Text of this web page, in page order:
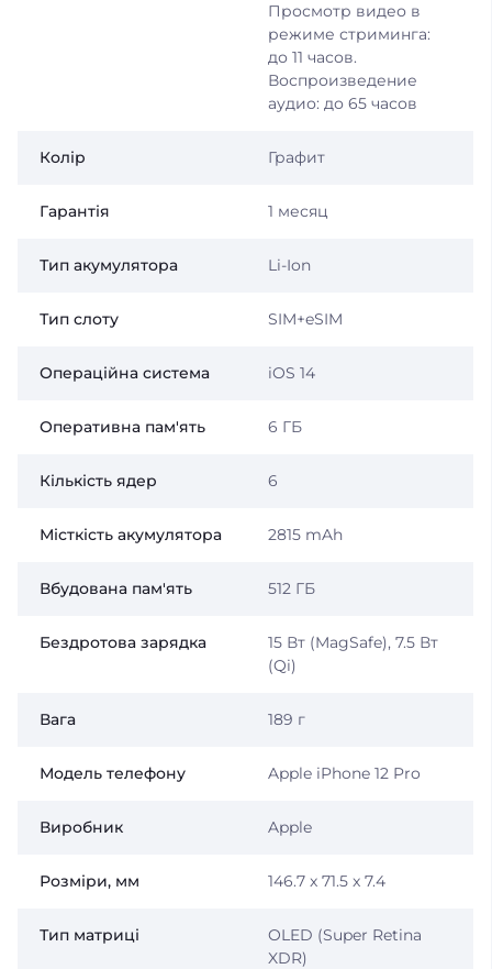
Просмотр видео в
режиме стриминга:
до 11 часов.
Воспроизведение
аудио: до 65 часов
Колір Графит
Гарантія 1 месяц
Тип акумулятора Li-Ion
Тип слоту SIM+eSIM
Операційна система iOS 14
Оперативна пам'ять 6 ГБ
Кількість ядер 6
Місткість акумулятора 2815 mAh
Вбудована пам'ять 512 ГБ
Бездротова зарядка
15 Вт (MagSafe), 7.5 Вт
(Qi)
Вага 189 г
Модель телефону Apple iPhone 12 Pro
Виробник Apple
Розміри, мм 146.7 x 71.5 x 7.4
Тип матриці
OLED (Super Retina
XDR)